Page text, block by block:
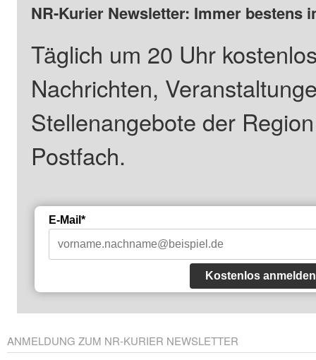
NR-Kurier Newsletter: Immer bestens
Täglich um 20 Uhr
Nachrichten,
Stellenangebote der
Postfach.
E-Mail*
Kostenlos anmelden
ANMELDUNG ZUM NR-KURIER NEWSLETTER